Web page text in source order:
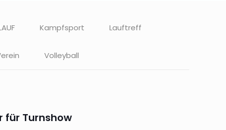
Kampfsport Lauftreff
Volleyball
Turnshow